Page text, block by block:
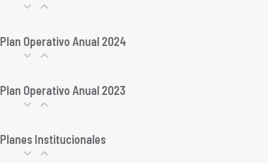
Plan Operativo Anual 2024
Plan Operativo Anual 2023
Planes Institucionales